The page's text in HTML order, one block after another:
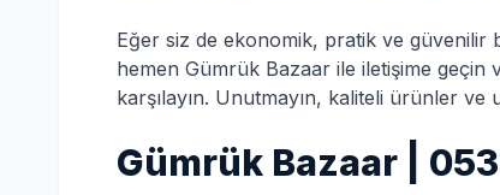
Eğer siz de ekonomik, pratik ve güvenilir
hemen Gümrük Bazaar ile iletişime geçin
karşılayın. Unutmayın, kaliteli ürünler
Gümrük Bazaar |